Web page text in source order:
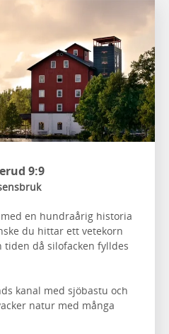
9:9
en hundraårig historia
du hittar ett vetekorn
då silofacken fylldes
kanal med sjöbastu och
natur med många